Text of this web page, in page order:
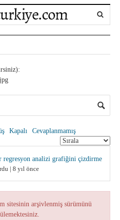
Kapalı Cevaplanmamış
regresyon analizi grafiğini çizdirme
| 8 yıl önce
sitesinin arşivlenmiş sürümünü